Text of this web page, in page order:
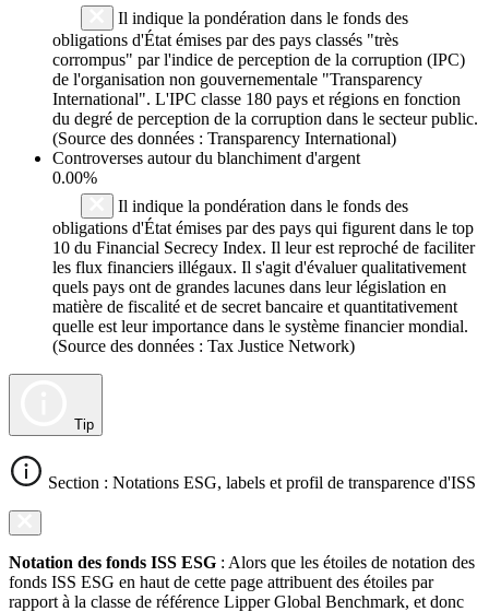
Il indique la pondération dans le fonds des
obligations d'État émises par des pays classés "très
corrompus" par l'indice de perception de la corruption (IPC)
de l'organisation non gouvernementale "Transparency
International". L'IPC classe 180 pays et régions en fonction
du degré de perception de la corruption dans le secteur public.
(Source des données : Transparency International)
Controverses autour du blanchiment d'argent
0.00%
Il indique la pondération dans le fonds des
obligations d'État émises par des pays qui figurent dans le top
10 du Financial Secrecy Index. Il leur est reproché de faciliter
les flux financiers illégaux. Il s'agit d'évaluer qualitativement
quels pays ont de grandes lacunes dans leur législation en
matière de fiscalité et de secret bancaire et quantitativement
quelle est leur importance dans le système financier mondial.
(Source des données : Tax Justice Network)
Tip
Section : Notations ESG, labels et profil de transparence d'ISS
Notation des fonds ISS ESG : Alors que les étoiles de notation des
fonds ISS ESG en haut de cette page attribuent des étoiles par
rapport à la classe de référence Lipper Global Benchmark, et donc